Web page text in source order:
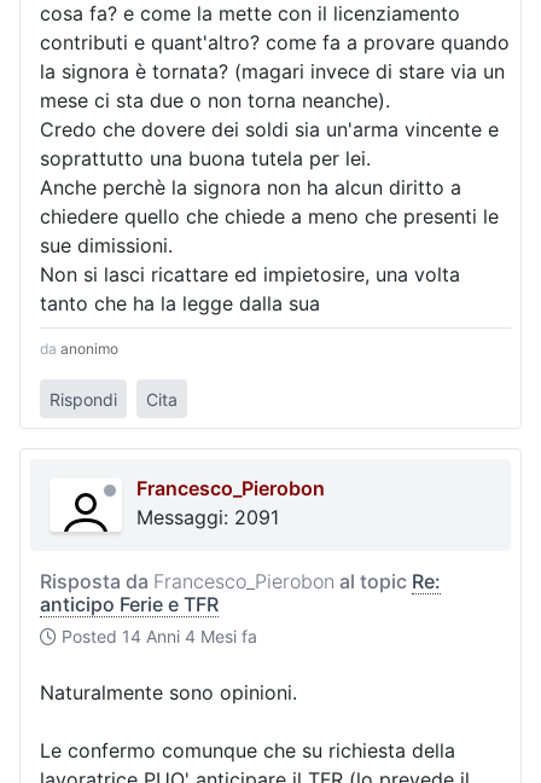
cosa fa? e come la mette con il licenziamento
contributi e quant'altro? come fa a provare quando
la signora è tornata? (magari invece di stare via un
mese ci sta due o non torna neanche).
Credo che dovere dei soldi sia un'arma vincente e
soprattutto una buona tutela per lei.
Anche perchè la signora non ha alcun diritto a
chiedere quello che chiede a meno che presenti le
sue dimissioni.
Non si lasci ricattare ed impietosire, una volta
tanto che ha la legge dalla sua
da anonimo
Rispondi Cita
Francesco_Pierobon
Messaggi: 2091
Risposta da Francesco_Pierobon al topic Re:
anticipo Ferie e TFR
Posted 14 Anni 4 Mesi fa
Naturalmente sono opinioni.
Le confermo comunque che su richiesta della